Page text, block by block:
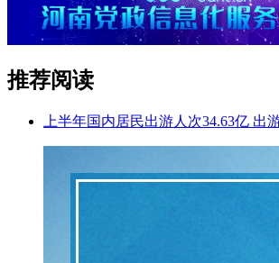
推荐阅读
上半年国内居民出游人次34.63亿 出